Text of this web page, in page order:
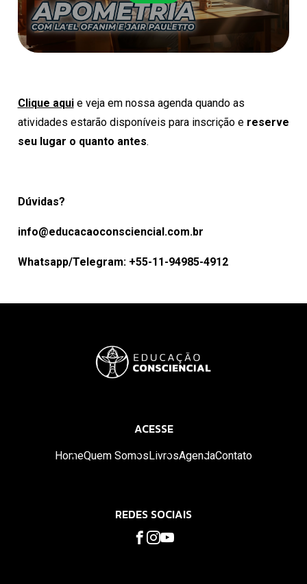
Clique aquie veja em nossa agenda quando as
atividades estarão disponíveis para inscrição e reserve
seu lugar o quanto antes.
Dúvidas?
info@educacaoconsciencial.com.br
Whatsapp/Telegram: +55-11-94985-4912
ACESSE
HomeQuem SomosLivrosAgendaContato
REDES SOCIAIS